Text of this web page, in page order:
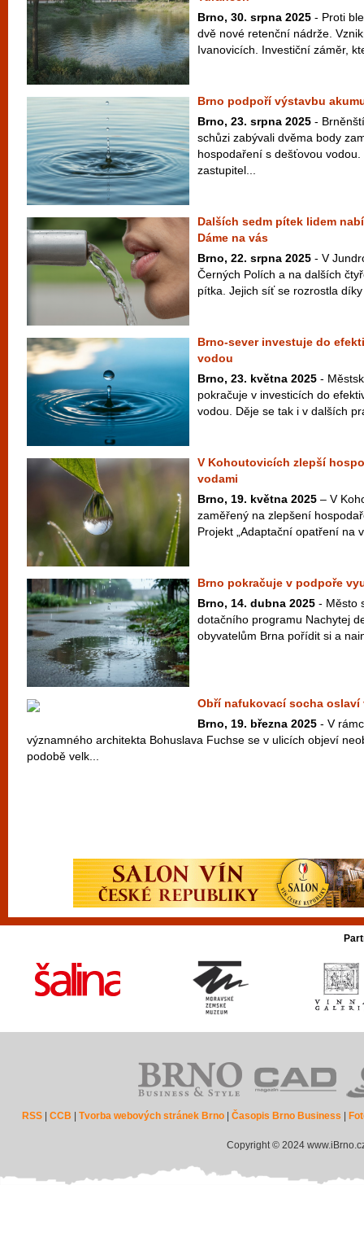
Brno, 30. srpna 2025 - Proti
dvě nové retenční nádrže.
Ivanovicích. Investiční záměr,
Brno podpoří výstavbu
Brno, 23. srpna 2025 -
schůzi zabývali dvěma body
hospodaření s dešťovou
zastupitel...
Dalších sedm pítek lidem
Dáme na vás
Brno, 22. srpna 2025 - V
Černých Polích a na dalších
pítka. Jejich síť se rozrostla
Brno-sever investuje do
vodou
Brno, 23. května 2025 -
pokračuje v investicích do
vodou. Děje se tak i v dalších
V Kohoutovicích zlepší
vodami
Brno, 19. května 2025 – V
zaměřený na zlepšení
Projekt „Adaptační opatření na
Brno pokračuje v podpoře
Brno, 14. dubna 2025 - Město
dotačního programu Nachytej
obyvatelům Brna pořídit si a
Obří nafukovací socha
Brno, 19. března 2025 - V
významného architekta Bohuslava Fuchse se v ulicích objeví
podobě velk...
RSS |CCB |Tvorba webových stránek Brno |Časopis Brno Business
Copyright © 2024